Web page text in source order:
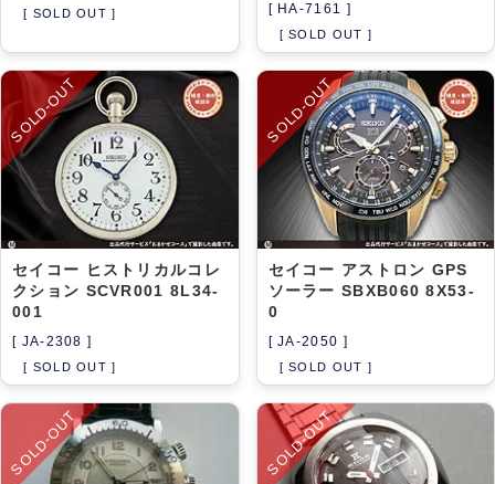
[ SOLD OUT ] [ HA-7161 ]
[ SOLD OUT ]
SOLD-OUT
セイコー ヒストリカルコレ
クション SCVR001 8L34-
001
[ JA-2308 ]
[ SOLD OUT ]
SOLD-OUT
セイコー アストロン GPS
ソーラー SBXB060 8X53-
0
[ JA-2050 ]
[ SOLD OUT ]
SOLD-OUT SOLD-OUT